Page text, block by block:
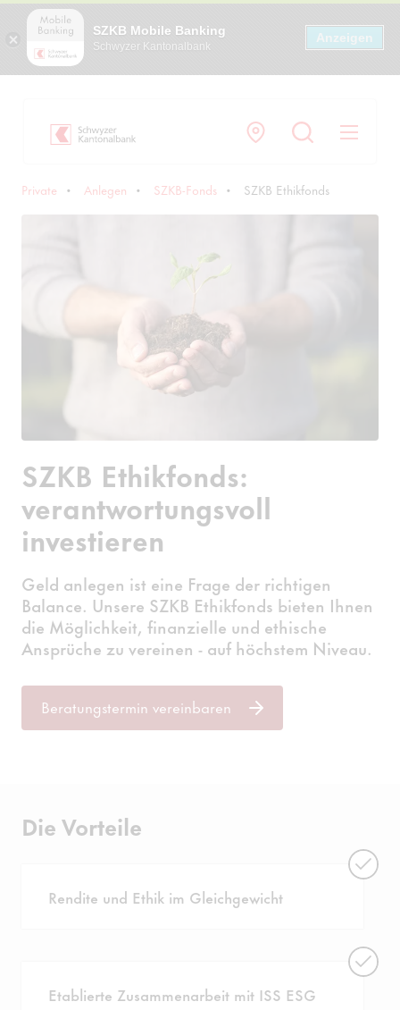
SZKB Mobile Banking
Schwyzer Kantonalbank
Anzeigen
Private Anlegen SZKB-Fonds SZKB Ethikfonds
SZKB Ethikfonds:
verantwortungsvoll
investieren
Geld anlegen ist eine Frage der richtigen
Balance. Unsere SZKB Ethikfonds bieten Ihnen
die Möglichkeit, finanzielle und ethische
Ansprüche zu vereinen - auf höchstem Niveau.
Beratungstermin vereinbaren
Die Vorteile
Rendite und Ethik im Gleichgewicht
Etablierte Zusammenarbeit mit ISS ESG